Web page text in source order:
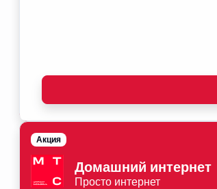
Домашний интернет
Просто интернет
Акция